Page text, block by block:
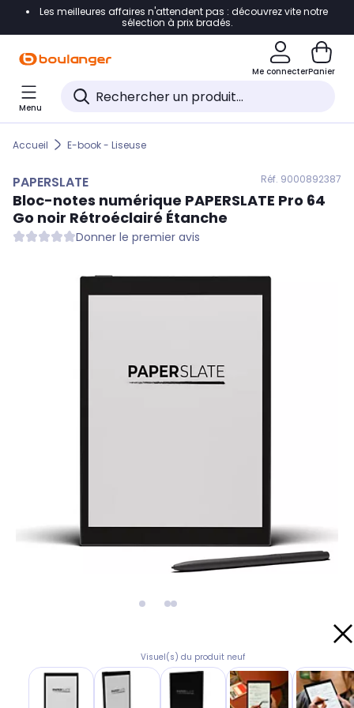
Accéder directement à la navigation
Accéder directement au pied de page
Accéder directement au chatbot
Les meilleures affaires n'attendent pas : découvrez vite notre
sélection à prix bradés.
Me connecterPanier
Menu
Accueil E-book - Liseuse
PAPERSLATE Réf. 9000892387
Bloc-notes numérique PAPERSLATE Pro 64
Go noir Rétroéclairé Étanche
Donner le premier avis
Visuel(s) du produit neuf